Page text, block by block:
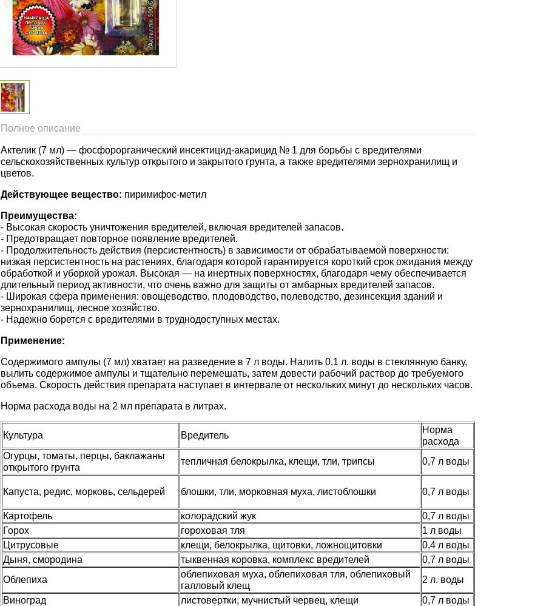
Полное описание
Актелик (7 мл) — фосфорорганический инсектицид-акарицид № 1 для борьбы с вредителями
сельскохозяйственных культур открытого и закрытого грунта, а также вредителями зернохранилищ и
цветов.
Действующее вещество: пиримифос-метил
Преимущества:
- Высокая скорость уничтожения вредителей, включая вредителей запасов.
- Предотвращает повторное появление вредителей.
- Продолжительность действия (персистентность) в зависимости от обрабатываемой поверхности:
низкая персистентность на растениях, благодаря которой гарантируется короткий срок ожидания между
обработкой и уборкой урожая. Высокая — на инертных поверхностях, благодаря чему обеспечивается
длительный период активности, что очень важно для защиты от амбарных вредителей запасов.
- Широкая сфера применения: овощеводство, плодоводство, полеводство, дезинсекция зданий и
зернохранилищ, лесное хозяйство.
- Надежно борется с вредителями в труднодоступных местах.
Применение:
Содержимого ампулы (7 мл) хватает на разведение в 7 л воды. Налить 0,1 л. воды в стеклянную банку,
вылить содержимое ампулы и тщательно перемешать, затем довести рабочий раствор до требуемого
объема. Скорость действия препарата наступает в интервале от нескольких минут до нескольких часов.
Норма расхода воды на 2 мл препарата в литрах.
Культура Вредитель
Норма
расхода
Огурцы, томаты, перцы, баклажаны
открытого грунта
тепличная белокрылка, клещи, тли, трипсы 0,7 л воды
Капуста, редис, морковь, сельдерей блошки, тли, морковная муха, листоблошки 0,7 л воды
Картофель колорадский жук
0,7 л воды
Горох
гороховая тля
1 л воды
Цитрусовые
клещи, белокрылка, щитовки, ложнощитовки
0,4 л воды
Дыня, смородина
тыквенная коровка, комплекс вредителей
0,7 л воды
Облепиха
облепиховая муха, облепиховая тля, облепиховый
галловый клещ
2 л. воды
Виноград
листовертки, мучнистый червец, клещи
0,7 л воды